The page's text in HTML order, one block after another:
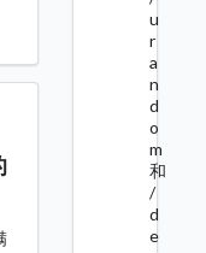
u
r
a
n
d
o
m
和
/
d
e